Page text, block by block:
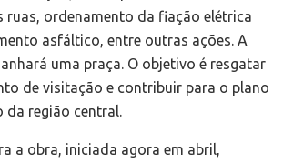
ruas, ordenamento da fiação elétrica
asfáltico, entre outras ações. A
uma praça. O objetivo é resgatar
de visitação e contribuir para o plano
da região central.
a obra, iniciada agora em abril,